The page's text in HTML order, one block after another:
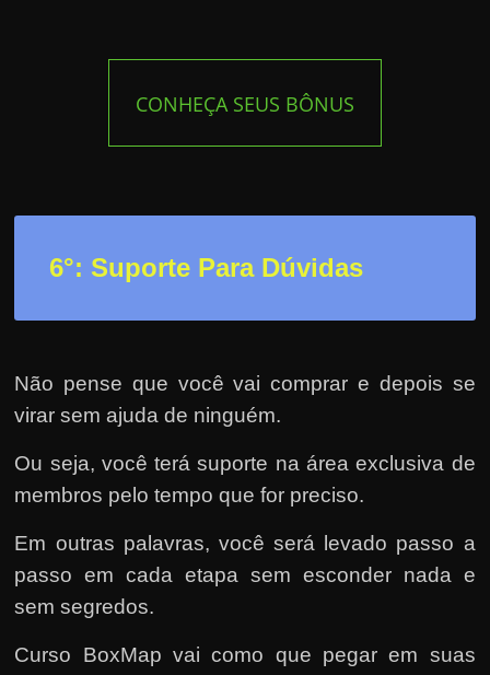
CONHEÇA SEUS BÔNUS
6°: Suporte Para Dúvidas
Não pense que você vai comprar e depois se
virar sem ajuda de ninguém.
Ou seja, você terá suporte na área exclusiva de
membros pelo tempo que for preciso.
Em outras palavras, você será levado passo a
passo em cada etapa sem esconder nada e
sem segredos.
Curso BoxMap vai como que pegar em suas